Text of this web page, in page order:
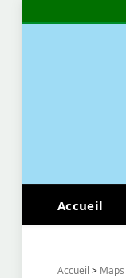
Accueil
Accueil > Maps